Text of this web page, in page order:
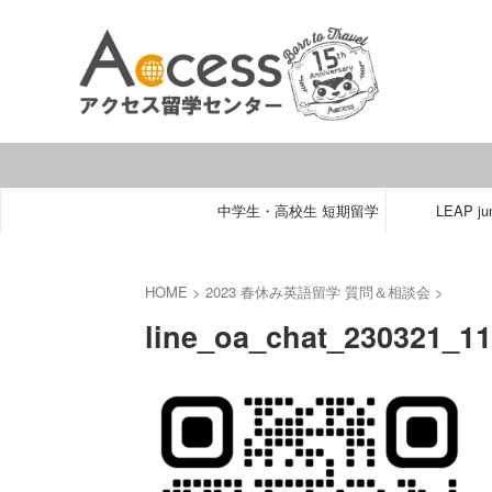
中学生・高校生 短期留学 LEAP
HOME > 2023 春休み英語留学 質問＆相談会 >